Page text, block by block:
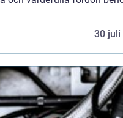
30 juli